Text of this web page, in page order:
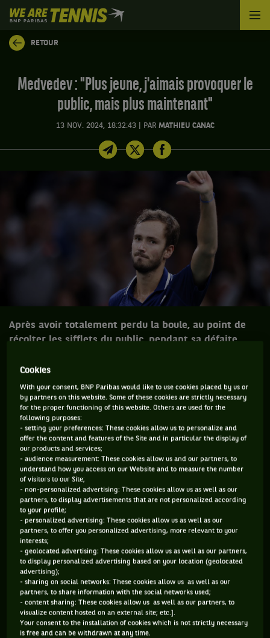
We
are
Tennis
by
Accueil
RETOUR
Medvedev : "Plus jeune, j'aimais provoquer le
public, mais plus maintenant"
13 NOV. 2024, 18:32:43 PAR MATHIEU CANAC
Après avoir totalement perdu la boule, au point de
récolter les sifflets du public, pendant sa défaite
Medvedev a retrouvé plus de sérénité lors de sa
victoire face à Alex de Minaur, mardi.
Je veux changer, être une meilleure version de moi-même.
Je ne veux plus vivre ces moments après les matchs où je me
dis : ‘Pourquoi ai-je fait ça ? Ce que j’ai fait avec le public,
c’était juste ou non ? Ça m'a aidé ou non ?»
À l’Open d’Australie, Daniil Medvedev avait exposé sa volonté
d’évoluer après une année 2023 notamment marquée par de
nombreuses bisbilles avec le public auquel
adresser son majeur à Paris-Bercy. En précisant toutefois
qu’il était difficile de modifier définitivement son attitude du
jour au lendemain, et qu’il pourrait y avoir des rechutes. Bien
vu. Chassé, le naturel est revenu au galop dimanche lors de
sa défaite 6-4, 6-3 face à Taylor Fritz pour débuter son
sters.
Offrant la première manche avec trois doubles fautes
Cookies
With your consent, BNP Paribas would like to use cookies placed by us or
by partners on this website. Some of these cookies are strictly necessary
for the proper functioning of this website. Others are used for the
following purposes:
- setting your preferences: These cookies allow us to personalize and
offer the content and features of the Site and in particular the display of
our products and services;
- audience measurement: These cookies allow us and our partners, to
understand how you access on our Website and to measure the number
of visitors to our Site;
- non-personalized advertising: These cookies allow us as well as our
partners, to display advertisements that are not personalized according
to your profile;
- personalized advertising: These cookies allow us as well as our
partners, to offer you personalized advertising, more relevant to your
interests;
- geolocated advertising: These cookies allow us as well as our partners,
to display personalized advertising based on your location (geolocated
advertising);
- sharing on social networks: These cookies allow us as well as our
partners, to share information with the social networks used;
- content sharing: These cookies allow us as well as our partners, to
visualize content hosted on an external site; etc.].
Your consent to the installation of cookies which is not strictly necessary
is free and can be withdrawn at any time.